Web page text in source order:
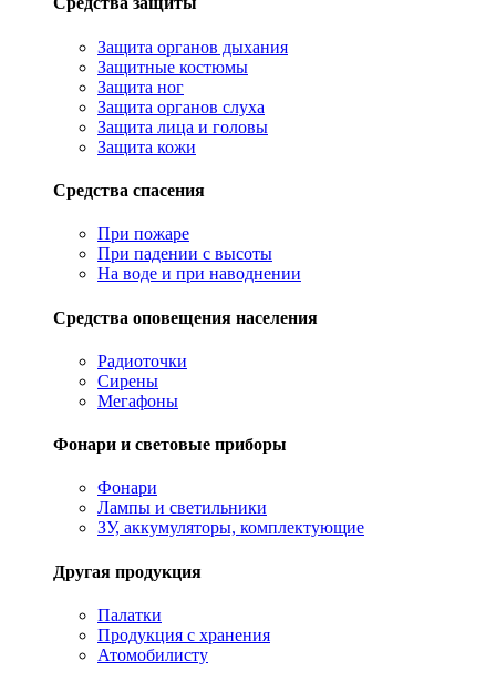
Защита органов дыхания
Защитные костюмы
Защита ног
Защита органов слуха
Защита лица и головы
Защита кожи
Средства спасения
При пожаре
При падении с высоты
На воде и при наводнении
Средства оповещения населения
Радиоточки
Сирены
Мегафоны
Фонари и световые приборы
Фонари
Лампы и светильники
ЗУ, аккумуляторы, комплектующие
Другая продукция
Палатки
Продукция с хранения
Атомобилисту